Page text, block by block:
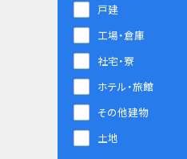
戸建
工場・倉庫
社宅・寮
ホテル・旅館
その他建物
土地